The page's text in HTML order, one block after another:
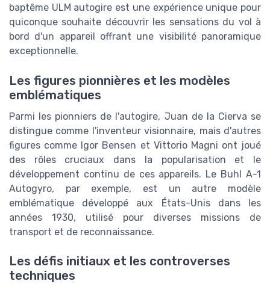
baptême ULM autogire est une expérience unique pour
quiconque souhaite découvrir les sensations du vol à
bord d'un appareil offrant une visibilité panoramique
exceptionnelle.
Les figures pionnières et les modèles
emblématiques
Parmi les pionniers de l'autogire, Juan de la Cierva se
distingue comme l'inventeur visionnaire, mais d'autres
figures comme Igor Bensen et Vittorio Magni ont joué
des rôles cruciaux dans la popularisation et le
développement continu de ces appareils. Le Buhl A-1
Autogyro, par exemple, est un autre modèle
emblématique développé aux États-Unis dans les
années 1930, utilisé pour diverses missions de
transport et de reconnaissance.
Les défis initiaux et les controverses
techniques